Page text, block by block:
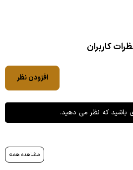
کاربران
افزودن نظر
باشید که نظر می دهید.
مشاهده همه